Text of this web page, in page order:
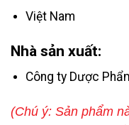
Việt Nam
Nhà sản xuất:
Công ty Dược
(Chú ý: Sản phẩm